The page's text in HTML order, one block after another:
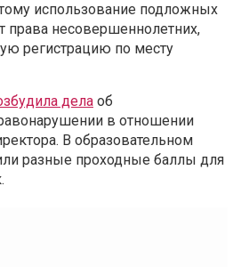
использование подложных
права несовершеннолетних,
регистрацию по месту
дела об
в отношении
В образовательном
разные проходные баллы для